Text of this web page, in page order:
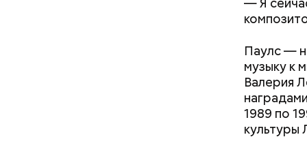
Паулс —
музыку к
Валерия
1989 по
культуры